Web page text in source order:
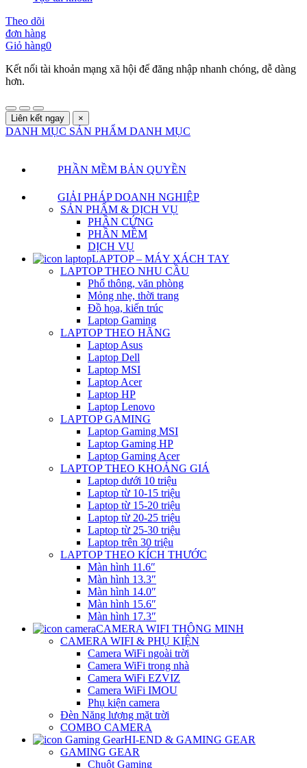
Theo dõi
đơn hàng
Giỏ hàng0
Kết nối tài khoản mạng xã hội để đăng nhập nhanh chóng, dễ dàng
hơn.
Liên kết ngay ×
DANH MỤC SẢN PHẨM DANH MỤC
PHẦN MỀM BẢN QUYỀN
GIẢI PHÁP DOANH NGHIỆP
SẢN PHẨM & DỊCH VỤ
PHẦN CỨNG
PHẦN MỀM
DỊCH VỤ
LAPTOP – MÁY XÁCH TAY
LAPTOP THEO NHU CẦU
Phổ thông, văn phòng
Mỏng nhẹ, thời trang
Đồ họa, kiến trúc
Laptop Gaming
LAPTOP THEO HÃNG
Laptop Asus
Laptop Dell
Laptop MSI
Laptop Acer
Laptop HP
Laptop Lenovo
LAPTOP GAMING
Laptop Gaming MSI
Laptop Gaming HP
Laptop Gaming Acer
LAPTOP THEO KHOẢNG GIÁ
Laptop dưới 10 triệu
Laptop từ 10-15 triệu
Laptop từ 15-20 triệu
Laptop từ 20-25 triệu
Laptop từ 25-30 triệu
Laptop trên 30 triệu
LAPTOP THEO KÍCH THƯỚC
Màn hình 11.6″
Màn hình 13.3″
Màn hình 14.0″
Màn hình 15.6″
Màn hình 17.3″
CAMERA WIFI THÔNG MINH
CAMERA WIFI & PHỤ KIỆN
Camera WiFi ngoài trời
Camera WiFi trong nhà
Camera WiFi EZVIZ
Camera WiFi IMOU
Phụ kiện camera
Đèn Năng lượng mặt trời
COMBO CAMERA
HI-END & GAMING GEAR
GAMING GEAR
Chuột Gaming